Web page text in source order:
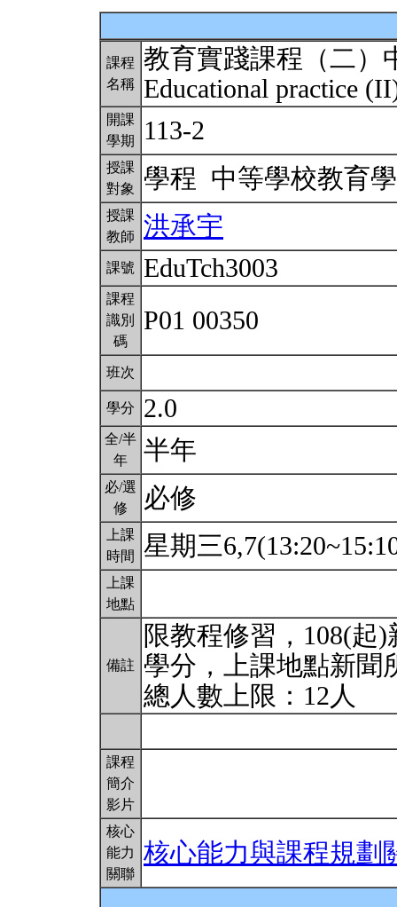
課程
名稱
教育實踐課程（二）
Educational practice
開課
學期
113-2
授課
對象
學程 中等學校教育
授課
教師
洪承宇
課號 EduTch3003
課程
識別
碼
P01 00350
班次
學分 2.0
全/半
年
半年
必/選
修
必修
上課
時間
星期三
上課
地點
備註
限教程修習，108(起
學分，上課地點新聞
總人數上限：12人
課程
簡介
影片
核心
能力
關聯
核心能力與課程規劃